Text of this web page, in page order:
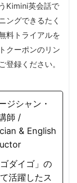
Kimini英会話で
ングできるたく
料トライアルを
クーポンのリン
登録ください。
ジシャン・
師 /
& English
ダイゴ」の
活躍したス